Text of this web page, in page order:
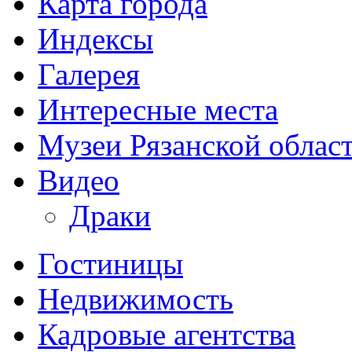
Индексы
Галерея
Интересные места
Музеи Рязанской
Видео
Драки
Гостиницы
Недвижимость
Кадровые агентства